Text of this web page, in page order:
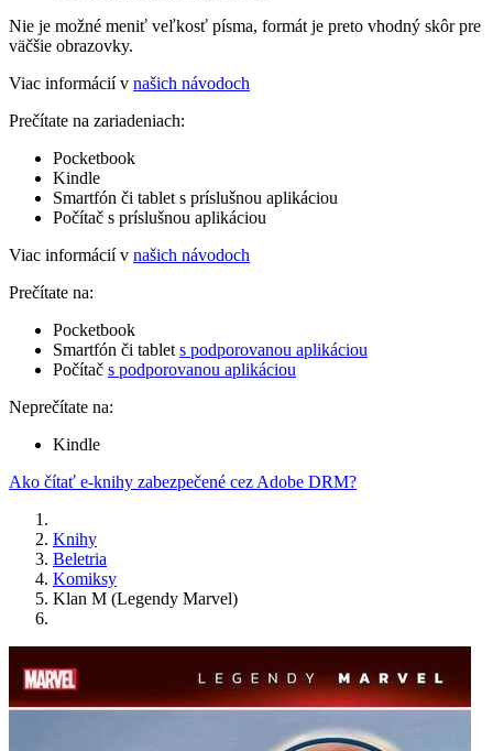
Nie je možné meniť veľkosť písma, formát je preto vhodný skôr pre
väčšie obrazovky.
Viac informácií v našich návodoch
Prečítate na zariadeniach:
Pocketbook
Kindle
Smartfón či tablet s príslušnou aplikáciou
Počítač s príslušnou aplikáciou
Viac informácií v našich návodoch
Prečítate na:
Pocketbook
Smartfón či tablet s podporovanou aplikáciou
Počítač s podporovanou aplikáciou
Neprečítate na:
Kindle
Ako čítať e-knihy zabezpečené cez Adobe DRM?
Knihy
Beletria
Komiksy
Klan M (Legendy Marvel)